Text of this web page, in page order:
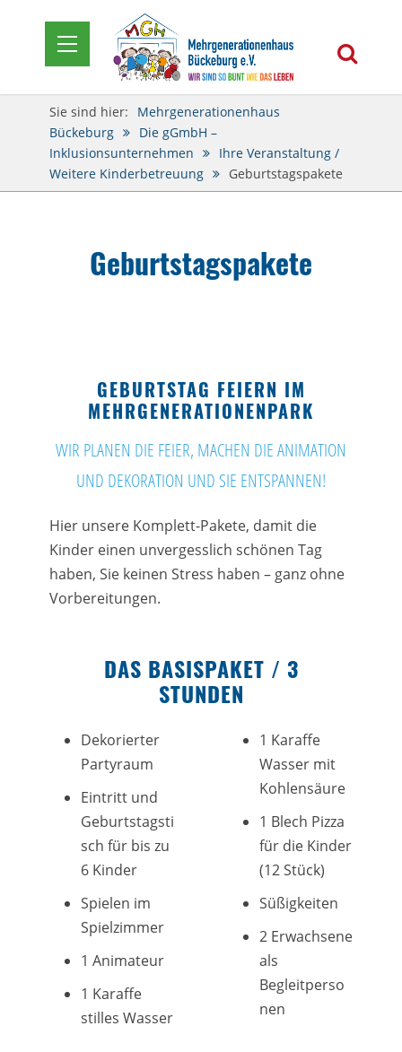
Sie sind hier:
Mehrgenerationenhaus
Bückeburg
Die gGmbH –
Inklusionsunternehmen
Ihre Veranstaltung /
Weitere Kinderbetreuung
Geburtstagspakete
Geburtstagspakete
GEBURTSTAG FEIERN IM
MEHRGENERATIONENPARK
WIR PLANEN DIE FEIER, MACHEN DIE ANIMATION
UND DEKORATION UND SIE ENTSPANNEN!
Hier unsere Komplett-Pakete, damit die
Kinder einen unvergesslich schönen Tag
haben, Sie keinen Stress haben – ganz ohne
Vorbereitungen.
DAS BASISPAKET / 3
STUNDEN
Dekorierter
Partyraum
Eintritt und
Geburtstagsti
sch für bis zu
6 Kinder
Spielen im
Spielzimmer
1 Animateur
1 Karaffe
stilles Wasser
1 Karaffe
Wasser mit
Kohlensäure
1 Blech Pizza
für die Kinder
(12 Stück)
Süßigkeiten
2 Erwachsene
als
Begleitperso
nen